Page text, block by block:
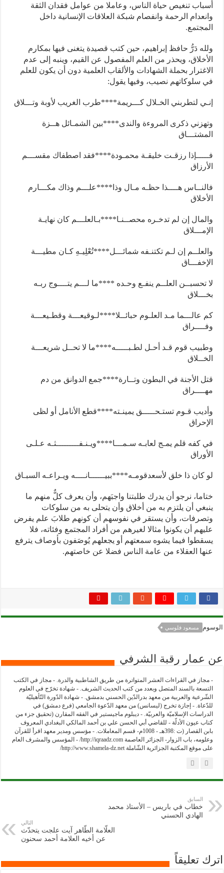
أسباب تنغيص حياة الناس، وعاملا من عوامل فقدان الثقة
وانعدام الرحمة وانفصام شبكة العلاقات الإنسانية داخل
المجتمع.
ولله دَرُّ حافظ إبراهيم، حين كتب قصيدة يتغنى فيها بمكارم
الأخلاق، ويحذر من العلم المفصول عن القيم، وينبه إلى عدم
الاغترار بحملة الشهادات والألقاب العلمية دون أن يكون للعلم
في سلوكاتهم نصيب، وفيها يقول:
إنـي لتطربني الخـلال كـــريمة****طرب الغريب لأوبة وتـــلاق
وتهزني ذكرى المروءة والندى****بين الشمـائل هــزة
المشتـــاق
فـــــإذا رزقـت خليقـة محمـودة****فقد اصطفاك مقســـم
الأرزاق
فالنــاس هــــذا حظـه مـال وذا ****علـــم وذاك مكـــارم
الأخلاق
والمال إن لم تدخـره محصــنـا****بـالعلـــم كان نهايـة
الإمـــلاق
والعلــم إن لـم تكتنـفه شمائـــل****تُعْلِيـهِ كـان مطيـــة
الإخفـــاق
لا تحسبــن العلــم ينفـع وحـده ****ما لـــم يتــــوج ربـه
بخـــلاق
كم عالـــما مـد العلـوم حبائــلا****لـوقيعـــة وقطـيعـــة
وفــــراق
وطبيب قوم قـد أحـل لطـبـــــه****ما لا تحــل شريعـــة
الخــلاق
قتل الأجنة في البطون وتــارة****جمع الدوانق من دم
مهــــراق
وأديب قـوم تستـحـــــق يمينـته****قطع الأنامل أو لظى
الإحراق
في كفه قلم يمـج لعابـه سـمـــا****ويـنـفـــــــــثـه عـلـى
الأوراق
لو كان ذا خلق لأسعدقومـه****ببيــــــانــــه ويـراعـه السبـاق
ختاما، نرجو أن يدرك طلبتنا واجبَهم، وأن يعرف كلٌّ منهم ما
ينبغي أن يلتزم به من أخلاق وأن يتحلى به من سلوكات
وتصرفات، وأن يستقر في نفوسهم أن كونهم طلابَ علم يفرض
عليهم أن يكونوا مثالا لغيرهم من أفراد المجتمع وفئاته، فلا
يسقطوا فيما يشوه سمعتهم أو يجعلهم يُوصَفون بأوصاف يترفع
عنها العقلاء من عامة الناس فضلا عن خاصتهم.
الوسوم مسعود فلوسي
عن عمار رقبة الشرفي
- مجاز في القراءات العشر المتواترة من طريق الشاطبية والدرة. - مجاز في الكتب
التسعة بالسند المتصل وبعدد من كتب الحديث الشريف. - شهادة تخرّج في العلوم
الشّرعية والعربية من معهد بدرالدّين الحسني بدمشق. - شهادة الدّورة التّأهيليّة
للدّعاة. - إجازة تخرج (ليسانس) من معهد الدّعوة الجامعي (فرع دمشق) في
الدراسات الإسلاميّة والعربيّة. - ديبلوم ماجيستير في الفقه المقارن (تحقيق جزء من
كتاب عيون الأدلّة - للقاضي أبي الحسن علي بن أحمد المالكي البغدادي المعروف
بابن القصار (ت :398هـ - 1008م- قسم المعاملات. - مؤسس ومدير معهد اقرأ للقرآن
وعلومه، باب الزوار- الجزائر العاصمة http://iqraadz.com/ - المؤسس والمشرف العام
على موقع المكتبة الجزائرية الشّاملة http://www.shamela-dz.net/
السابق
خطاب في باريس – الأستاذ محمد
الهادي الحسني
التالي
العلّامة الطّاهر آيت علجت يتحدّث
عن أخيه العلامة أحمد سحنون
اترك تعليقاً